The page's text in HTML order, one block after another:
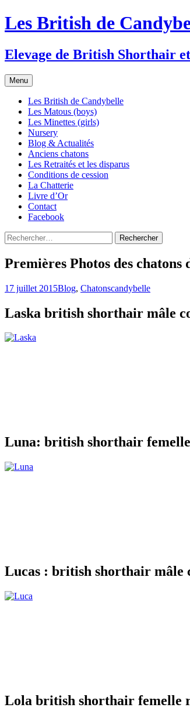
Les British de
Elevage de British Shorthair
Menu Aller
au
contenu
Les British de Candybelle
Les Matous (boys)
Les Minettes (girls)
Nursery
Blog & Actualités
Anciens chatons
Les Retraités et les disparus
Conditions de cession
La Chatterie
Livre d’Or
Contact
Facebook
Rechercher :
Premières Photos des
17 juillet 2015Blog, Chatonscandybelle
Laska british shorthair mâle
Luna: british shorthair femelle
Lucas : british shorthair mâle
Lola british shorthair femelle